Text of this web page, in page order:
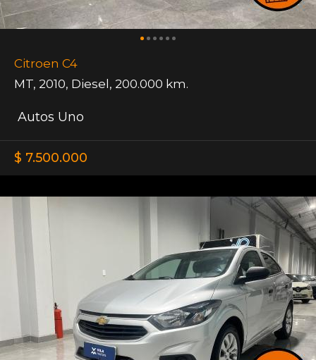
Citroen C4
MT, 2010, Diesel, 200.000 km.
Autos Uno
$ 7.500.000